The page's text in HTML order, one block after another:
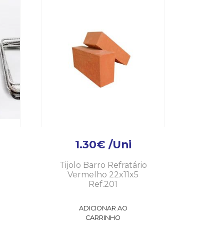
1.30€ /Uni
Tijolo Barro Refratário
Vermelho 22x11x5
Ref.201
ADICIONAR AO
CARRINHO